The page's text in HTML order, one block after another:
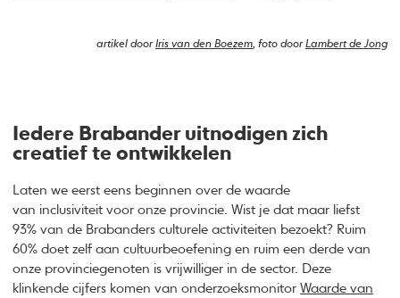
artikel doorIris van den Boezem, foto doorLambert de Jong
Iedere Brabander uitnodigen zich
creatief te ontwikkelen
Laten we eerst eens beginnen over de waarde
van inclusiviteit voor onze provincie. Wist je dat maar liefst
93% van de Brabanders culturele activiteiten bezoekt? Ruim
60% doet zelf aan cultuurbeoefening en ruim een derde van
onze provinciegenoten is vrijwilliger in de sector. Deze
klinkende cijfers komen van onderzoeksmonitorWaarde van